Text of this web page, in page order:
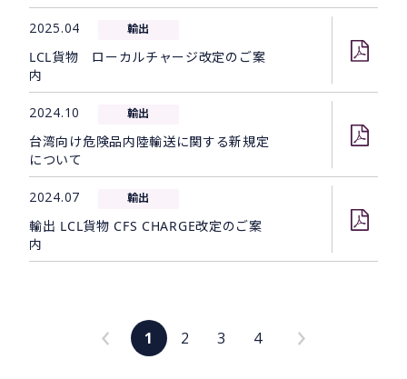
2025.04 輸出
LCL貨物 ローカルチャージ改定のご案
内
2024.10 輸出
台湾向け危険品内陸輸送に関する新規定
について
2024.07 輸出
輸出 LCL貨物 CFS CHARGE改定のご案
内
1 2 3 4